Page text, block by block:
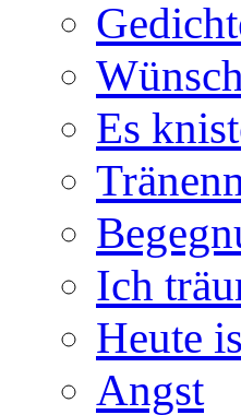
Es
Ich
Heute
Angst